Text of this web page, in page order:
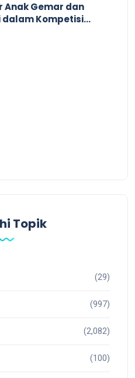
Anak Gemar dan
dalam Kompetisi
Topik
(29)
(997)
(2,082)
(100)